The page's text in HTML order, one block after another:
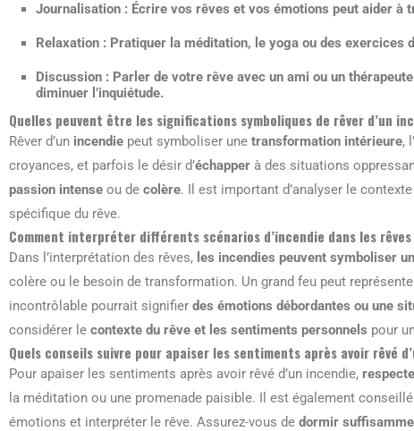
Journalisation : Écrire vos rêves et vos émotions peut aider à
Relaxation : Pratiquer la méditation, le yoga ou des
Discussion : Parler de votre rêve avec un ami ou un
diminuer l’inquiétude.
Quelles peuvent être les significations symboliques de rêver d’un
Rêver d’un incendie peut symboliser une transformation intérieure,
croyances, et parfois le désir d’échapper à des situations
passion intense ou de colère. Il est important d’analyser le
spécifique du rêve.
Comment interpréter différents scénarios d’incendie dans les
Dans l’interprétation des rêves, les incendies peuvent symboliser
colère ou le besoin de transformation. Un grand feu peut
incontrôlable pourrait signifier des émotions débordantes ou une
considérer le contexte du rêve et les sentiments personnels pour
Quels conseils suivre pour apaiser les sentiments après avoir rêvé
Pour apaiser les sentiments après avoir rêvé d’un incendie,
la méditation ou une promenade paisible. Il est également
émotions et interpréter le rêve. Assurez-vous de dormir